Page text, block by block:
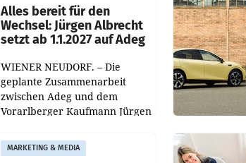
österreichischen Müller-Filialen
Alles bereit für den
Wechsel: Jürgen Albrecht
setzt ab 1.1.2027 auf Adeg
WIENER NEUDORF. – Die
geplante Zusammenarbeit
zwischen Adeg und dem
Vorarlberger Kaufmann Jürgen
freigegeben: Die
Bundeswettbewerbsbehörde
MARKETING & MEDIA